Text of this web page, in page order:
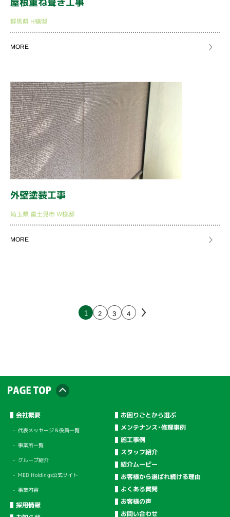
群馬県 H様邸
MORE
外壁塗装工事
埼玉県 富士見市W様邸
MORE
1 2 3 4
会社概要
代表メッセージ＆役員一覧
事業所一覧
グループ紹介
MED Holdings公式サイト
事業内容
採用情報
お困りごとから選ぶ
メンテナンス・修理事例
施工事例
スタッフ紹介
紹介ムービー
お客様から選ばれ続ける理由
よくある質問
お客様の声
お問い合わせ